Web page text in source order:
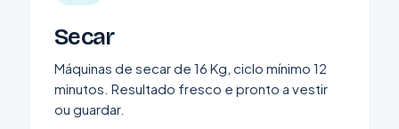
Secar
Máquinas de secar de 16 Kg, ciclo mínimo 12
minutos. Resultado fresco e pronto a vestir
ou guardar.